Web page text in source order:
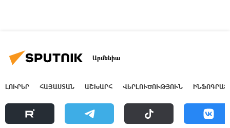
Արմենիա
ԼՈՒՐԵՐ ՀԱՅԱՍՏԱՆ ԱՇԽԱՐՀ ՎԵՐԼՈՒԾՈՒԹՅՈՒՆ